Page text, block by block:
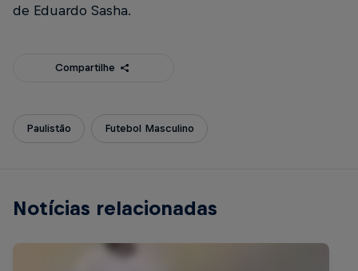
de Eduardo Sasha.
Compartilhe
Paulistão Futebol Masculino
Notícias relacionadas